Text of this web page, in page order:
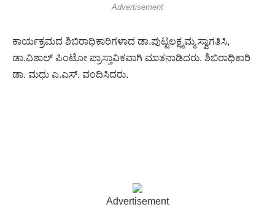
Advertisement
ಕಾರ್ಯಕ್ರಮದ ಶಿಬಿರಾಧಿಕಾರಿಗಳಾದ ಡಾ.ಪುಟ್ಟಲಕ್ಷ್ಮಮ್ಮ ಸ್ವಾಗತಿಸಿ,
ಡಾ.ವಿಶಾಲ್ ಪಿಂಟೋ ಪ್ರಾಸ್ತಾವಿಕವಾಗಿ ಮಾತನಾಡಿದರು. ಶಿಬಿರಾಧಿಕಾರಿ
ಡಾ. ಮಧು ಎ.ಎಸ್. ವಂದಿಸಿದರು.
Advertisement